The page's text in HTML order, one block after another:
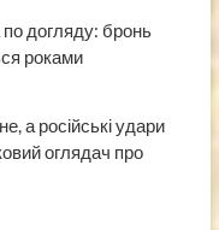
по догляду: бронь
роками
а російські удари
оглядач про